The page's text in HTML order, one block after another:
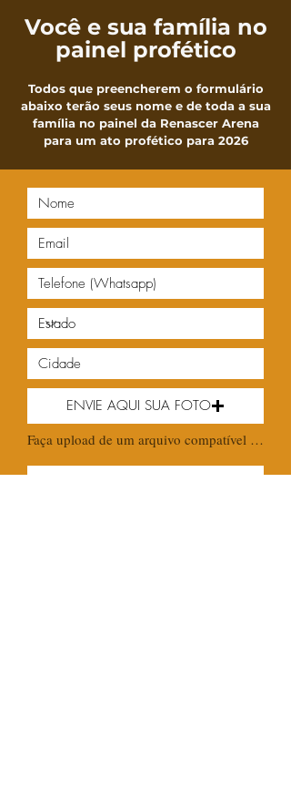
Você e sua família no
painel profético
Todos que preencherem o formulário
abaixo terão seus nome e de toda a sua
família no painel da Renascer Arena
para um ato profético para 2026
ENVIE AQUI SUA FOTO
Faça upload de um arquivo compatível (máx. 15MB)